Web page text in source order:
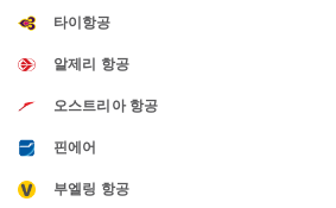
타이항공
알제리 항공
오스트리아 항공
핀에어
부엘링 항공